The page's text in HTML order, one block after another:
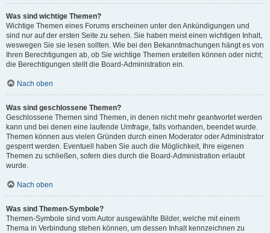
Was sind wichtige Themen?
Wichtige Themen eines Forums erscheinen unter den Ankündigungen und
sind nur auf der ersten Seite zu sehen. Sie haben meist einen wichtigen Inhalt,
weswegen Sie sie lesen sollten. Wie bei den Bekanntmachungen hängt es von
Ihren Berechtigungen ab, ob Sie wichtige Themen erstellen können oder nicht;
die Berechtigungen stellt die Board-Administration ein.
Nach oben
Was sind geschlossene Themen?
Geschlossene Themen sind Themen, in denen nicht mehr geantwortet werden
kann und bei denen eine laufende Umfrage, falls vorhanden, beendet wurde.
Themen können aus vielen Gründen durch einen Moderator oder Administrator
gesperrt werden. Eventuell haben Sie auch die Möglichkeit, Ihre eigenen
Themen zu schließen, sofern dies durch die Board-Administration erlaubt
wurde.
Nach oben
Was sind Themen-Symbole?
Themen-Symbole sind vom Autor ausgewählte Bilder, welche mit einem
Thema in Verbindung stehen können, um dessen Inhalt kennzeichnen zu